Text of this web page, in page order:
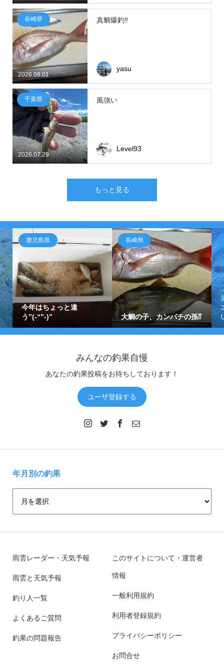
2026.08.01
長崎県 真鯛爆釣‼
yasu
2026.07.29
千葉県 風強い
Level93
もっと見る
鹿児島県
今年はちょっと違
う”(-“”-)”
長崎県
大鯛の子、カンパチの孫⁉️
みんなの釣果自慢
あなたの釣果投稿をお待ちしております！
ユーザ登録する
年月別の釣果
雨雲レーダー・天気予報
雨雲と天気予報
釣り人一覧
よくあるご質問
釣果の問題報告
このサイトについて・運営者
情報
一般利用規約
利用者登録規約
プライバシーポリシー
お問合せ